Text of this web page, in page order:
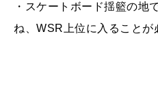
・スケートボード揺籃の地
ね、WSR上位に入ることが